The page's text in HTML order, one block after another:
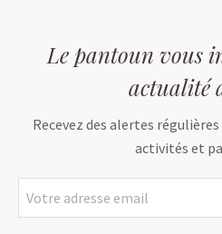
Le pantoun vous
actualité
Recevez des alertes
activités et